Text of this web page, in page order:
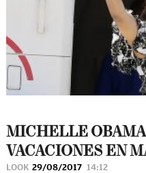
MICHELLE
VACACIONES EN
LOOK 29/08/2017 14:12